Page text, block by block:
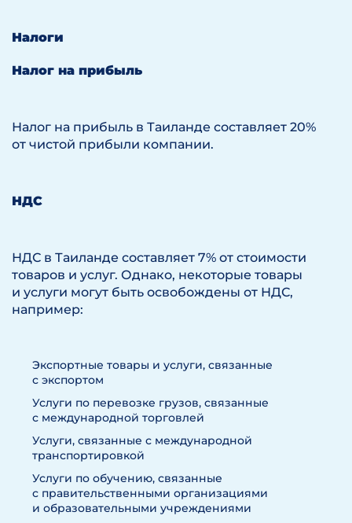
Налоги
Налог на прибыль
Налог на прибыль в Таиланде составляет 20%
от чистой прибыли компании.
НДС
НДС в Таиланде составляет 7% от стоимости
товаров и услуг. Однако, некоторые товары
и услуги могут быть освобождены от НДС,
например:
Экспортные товары и услуги, связанные
с экспортом
Услуги по перевозке грузов, связанные
с международной торговлей
Услуги, связанные с международной
транспортировкой
Услуги по обучению, связанные
с правительственными организациями
и образовательными учреждениями